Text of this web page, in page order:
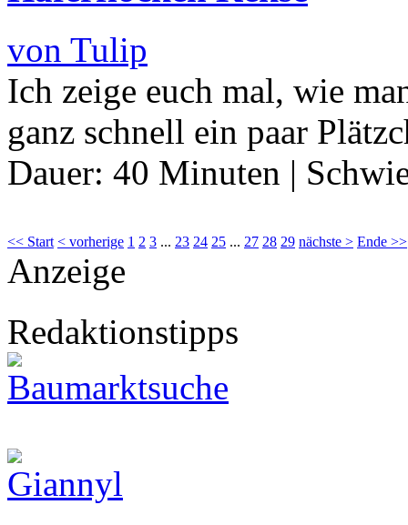
von Tulip
Ich zeige euch mal, wie
ganz schnell ein paar
Dauer: 40 Minuten |
<< Start < vorherige 1 2 3 ... 23 24 25 ... 27 28 29 nächste > Ende >>
Anzeige
Redaktionstipps